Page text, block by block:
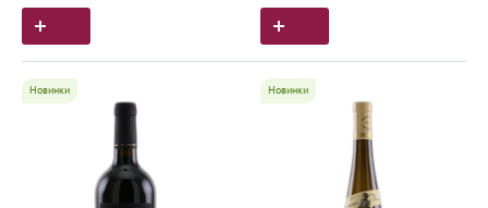
Новинки Новинки